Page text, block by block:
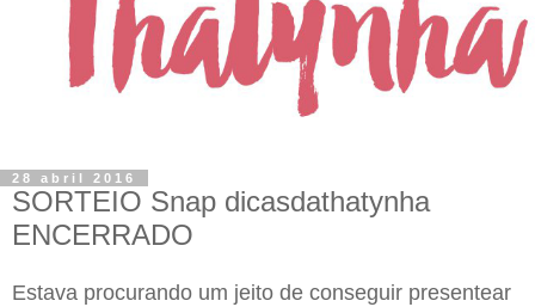
28 abril 2016
SORTEIO Snap dicasdathatynha
ENCERRADO
Estava procurando um jeito de conseguir presentear